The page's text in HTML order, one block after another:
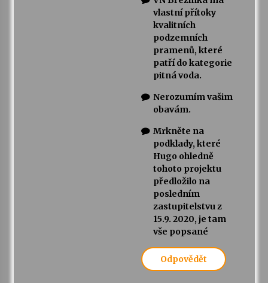
vlastní přítoky
kvalitních
podzemních
pramenů, které
patří do kategorie
pitná voda.
Nerozumím vašim
obavám.
Mrkněte na
podklady, které
Hugo ohledně
tohoto projektu
předložilo na
posledním
zastupitelstvu z
15.9. 2020, je tam
vše popsané
Odpovědět